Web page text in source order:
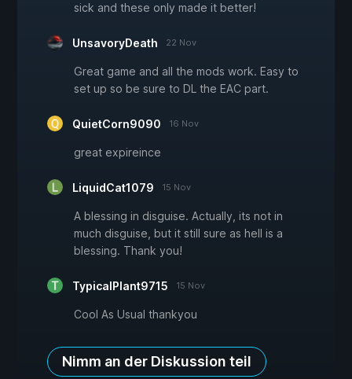
sick and these only made it better!
UnsavoryDeath 22 Nov
Great game and all the mods work. Easy to
set up so be sure to DL the EAC part.
QuietCorn9090 16 Nov
great expireince
LiquidCat1079 15 Nov
A blessing in disguise. Actually, its not in
much disguise, but it still sure as hell is a
blessing. Thank you!
TypicalPlant9715 15 Nov
Cool As Usual thankyou
Nimm an der Diskussion teil